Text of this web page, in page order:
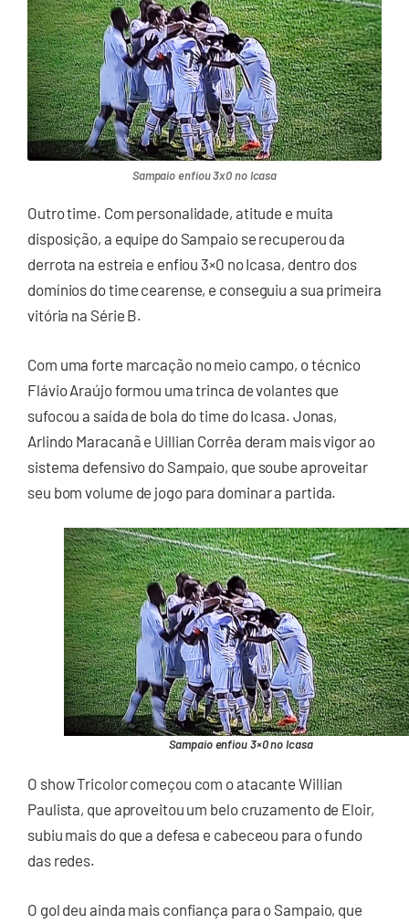
Sampaio enfiou 3x0 no Icasa
Outro time. Com personalidade, atitude e muita
disposição, a equipe do Sampaio se recuperou da
derrota na estreia e enfiou 3×0 no Icasa, dentro dos
domínios do time cearense, e conseguiu a sua primeira
vitória na Série B.
Com uma forte marcação no meio campo, o técnico
Flávio Araújo formou uma trinca de volantes que
sufocou a saída de bola do time do Icasa. Jonas,
Arlindo Maracanã e Uillian Corrêa deram mais vigor ao
sistema defensivo do Sampaio, que soube aproveitar
seu bom volume de jogo para dominar a partida.
Sampaio enfiou 3×0 no Icasa
O show Tricolor começou com o atacante Willian
Paulista, que aproveitou um belo cruzamento de Eloir,
subiu mais do que a defesa e cabeceou para o fundo
das redes.
O gol deu ainda mais confiança para o Sampaio, que